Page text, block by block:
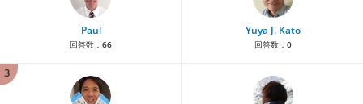
Paul
回答数： 66
Yuya J. Kato
回答数： 0
3